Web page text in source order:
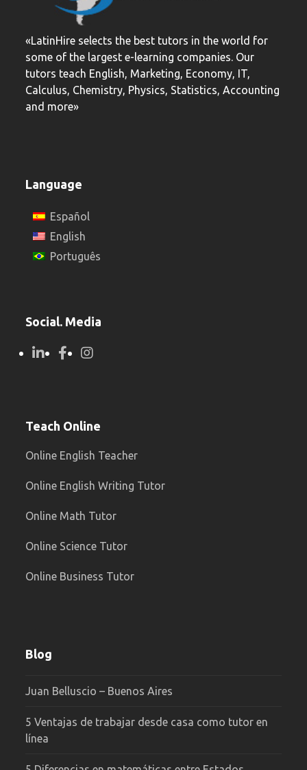
«LatinHire selects the best tutors in the world for
some of the largest e-learning companies. Our
tutors teach English, Marketing, Economy, IT,
Calculus, Chemistry, Physics, Statistics, Accounting
and more»
Language
Español
English
Português
Social. Media
Teach Online
Online English Teacher
Online English Writing Tutor
Online Math Tutor
Online Science Tutor
Online Business Tutor
Blog
Juan Belluscio – Buenos Aires
5 Ventajas de trabajar desde casa como tutor en
línea